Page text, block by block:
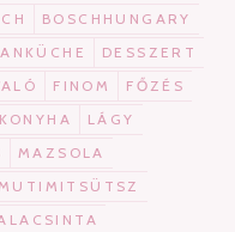
BOSCHHUNGARY
DESSZERT
FINOM
FŐZÉS
KONYHA
LÁGY
MAZSOLA